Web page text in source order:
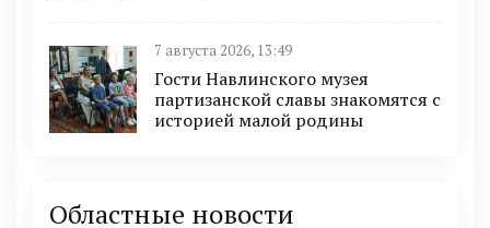
7 августа 2026, 13:49
Гости Навлинского музея
партизанской славы знакомятся с
историей малой родины
Областные новости